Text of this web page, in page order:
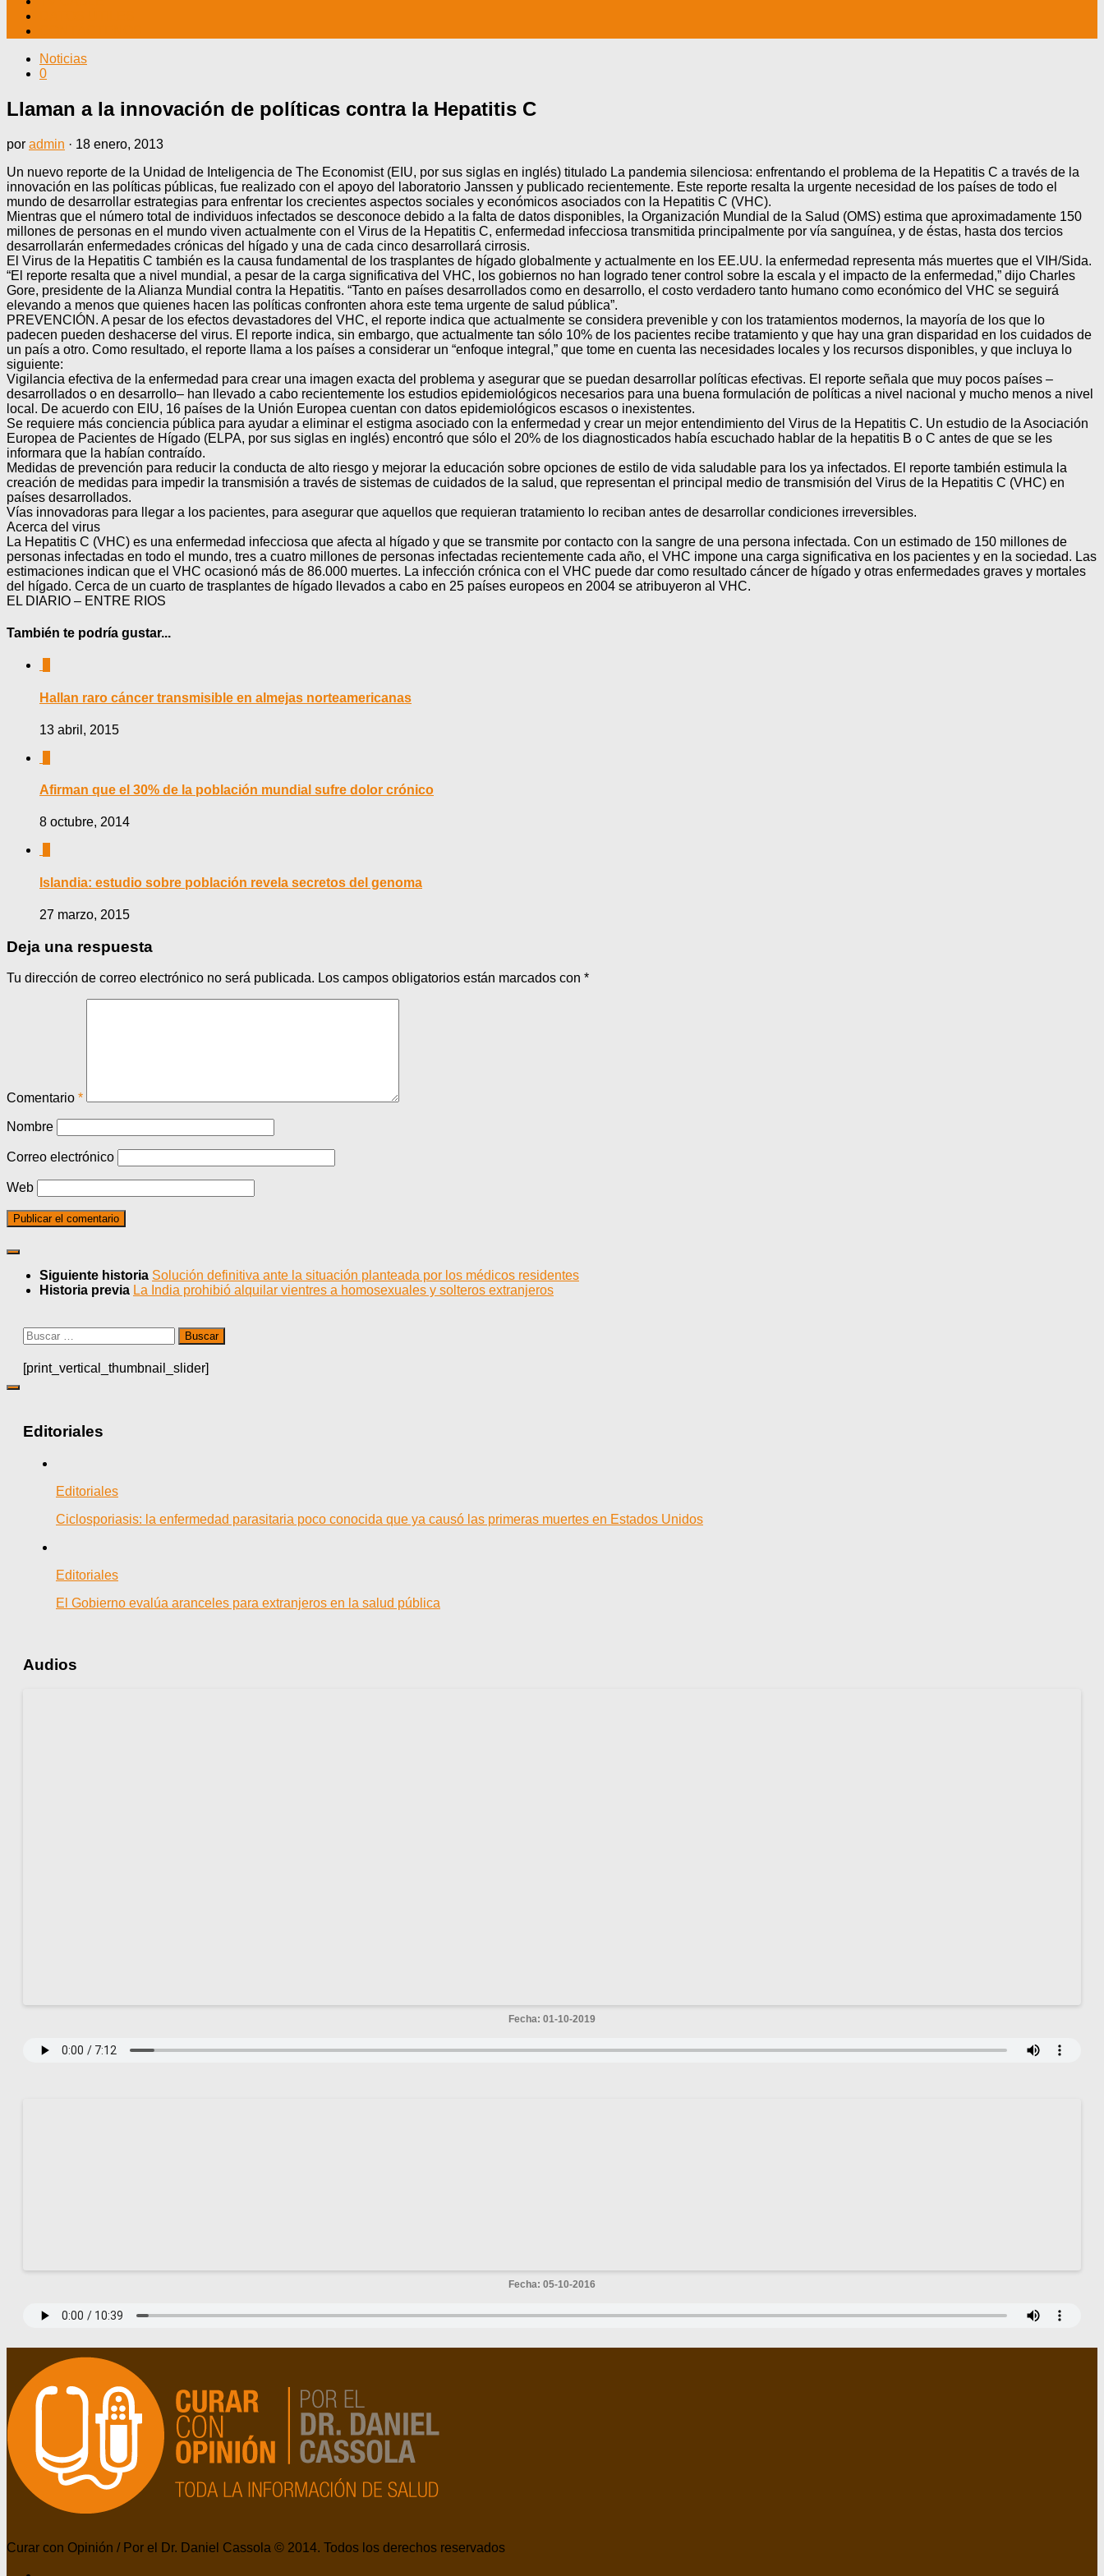
Noticias
0
Llaman a la innovación de políticas contra la Hepatitis C
por admin · 18 enero, 2013
Un nuevo reporte de la Unidad de Inteligencia de The Economist (EIU, por sus siglas en inglés) titulado La pandemia silenciosa: enfrentando el problema de la Hepatitis C a través de la
innovación en las políticas públicas, fue realizado con el apoyo del laboratorio Janssen y publicado recientemente. Este reporte resalta la urgente necesidad de los países de todo el
mundo de desarrollar estrategias para enfrentar los crecientes aspectos sociales y económicos asociados con la Hepatitis C (VHC).
Mientras que el número total de individuos infectados se desconoce debido a la falta de datos disponibles, la Organización Mundial de la Salud (OMS) estima que aproximadamente 150
millones de personas en el mundo viven actualmente con el Virus de la Hepatitis C, enfermedad infecciosa transmitida principalmente por vía sanguínea, y de éstas, hasta dos tercios
desarrollarán enfermedades crónicas del hígado y una de cada cinco desarrollará cirrosis.
El Virus de la Hepatitis C también es la causa fundamental de los trasplantes de hígado globalmente y actualmente en los EE.UU. la enfermedad representa más muertes que el VIH/Sida.
“El reporte resalta que a nivel mundial, a pesar de la carga significativa del VHC, los gobiernos no han logrado tener control sobre la escala y el impacto de la enfermedad,” dijo Charles
Gore, presidente de la Alianza Mundial contra la Hepatitis. “Tanto en países desarrollados como en desarrollo, el costo verdadero tanto humano como económico del VHC se seguirá
elevando a menos que quienes hacen las políticas confronten ahora este tema urgente de salud pública”.
PREVENCIÓN. A pesar de los efectos devastadores del VHC, el reporte indica que actualmente se considera prevenible y con los tratamientos modernos, la mayoría de los que lo
padecen pueden deshacerse del virus. El reporte indica, sin embargo, que actualmente tan sólo 10% de los pacientes recibe tratamiento y que hay una gran disparidad en los cuidados de
un país a otro. Como resultado, el reporte llama a los países a considerar un “enfoque integral,” que tome en cuenta las necesidades locales y los recursos disponibles, y que incluya lo
siguiente:
Vigilancia efectiva de la enfermedad para crear una imagen exacta del problema y asegurar que se puedan desarrollar políticas efectivas. El reporte señala que muy pocos países –
desarrollados o en desarrollo– han llevado a cabo recientemente los estudios epidemiológicos necesarios para una buena formulación de políticas a nivel nacional y mucho menos a nivel
local. De acuerdo con EIU, 16 países de la Unión Europea cuentan con datos epidemiológicos escasos o inexistentes.
Se requiere más conciencia pública para ayudar a eliminar el estigma asociado con la enfermedad y crear un mejor entendimiento del Virus de la Hepatitis C. Un estudio de la Asociación
Europea de Pacientes de Hígado (ELPA, por sus siglas en inglés) encontró que sólo el 20% de los diagnosticados había escuchado hablar de la hepatitis B o C antes de que se les
informara que la habían contraído.
Medidas de prevención para reducir la conducta de alto riesgo y mejorar la educación sobre opciones de estilo de vida saludable para los ya infectados. El reporte también estimula la
creación de medidas para impedir la transmisión a través de sistemas de cuidados de la salud, que representan el principal medio de transmisión del Virus de la Hepatitis C (VHC) en
países desarrollados.
Vías innovadoras para llegar a los pacientes, para asegurar que aquellos que requieran tratamiento lo reciban antes de desarrollar condiciones irreversibles.
Acerca del virus
La Hepatitis C (VHC) es una enfermedad infecciosa que afecta al hígado y que se transmite por contacto con la sangre de una persona infectada. Con un estimado de 150 millones de
personas infectadas en todo el mundo, tres a cuatro millones de personas infectadas recientemente cada año, el VHC impone una carga significativa en los pacientes y en la sociedad. Las
estimaciones indican que el VHC ocasionó más de 86.000 muertes. La infección crónica con el VHC puede dar como resultado cáncer de hígado y otras enfermedades graves y mortales
del hígado. Cerca de un cuarto de trasplantes de hígado llevados a cabo en 25 países europeos en 2004 se atribuyeron al VHC.
EL DIARIO – ENTRE RIOS
También te podría gustar...
Hallan raro cáncer transmisible en almejas norteamericanas
13 abril, 2015
Afirman que el 30% de la población mundial sufre dolor crónico
8 octubre, 2014
Islandia: estudio sobre población revela secretos del genoma
27 marzo, 2015
Deja una respuesta
Tu dirección de correo electrónico no será publicada. Los campos obligatorios están marcados con *
Comentario *
Nombre
Correo electrónico
Web
Siguiente historia Solución definitiva ante la situación planteada por los médicos residentes
Historia previa La India prohibió alquilar vientres a homosexuales y solteros extranjeros
Buscar:
[print_vertical_thumbnail_slider]
Editoriales
Editoriales
Ciclosporiasis: la enfermedad parasitaria poco conocida que ya causó las primeras muertes en Estados Unidos
Editoriales
El Gobierno evalúa aranceles para extranjeros en la salud pública
Audios
Fecha: 01-10-2019
Fecha: 05-10-2016
Curar con Opinión / Por el Dr. Daniel Cassola © 2014. Todos los derechos reservados